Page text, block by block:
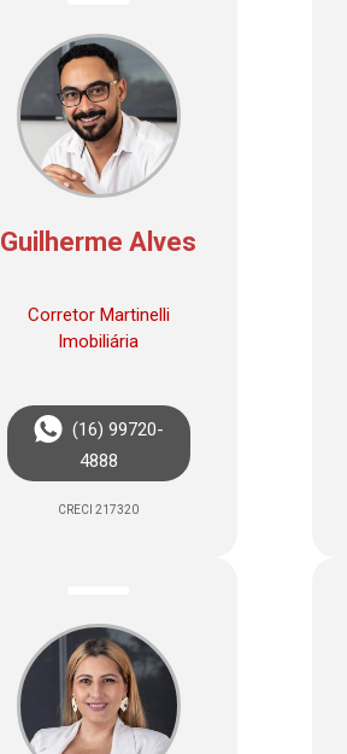
Guilherme Alves
Corretor Martinelli
Imobiliária
(16) 99720-
4888
CRECI 217320